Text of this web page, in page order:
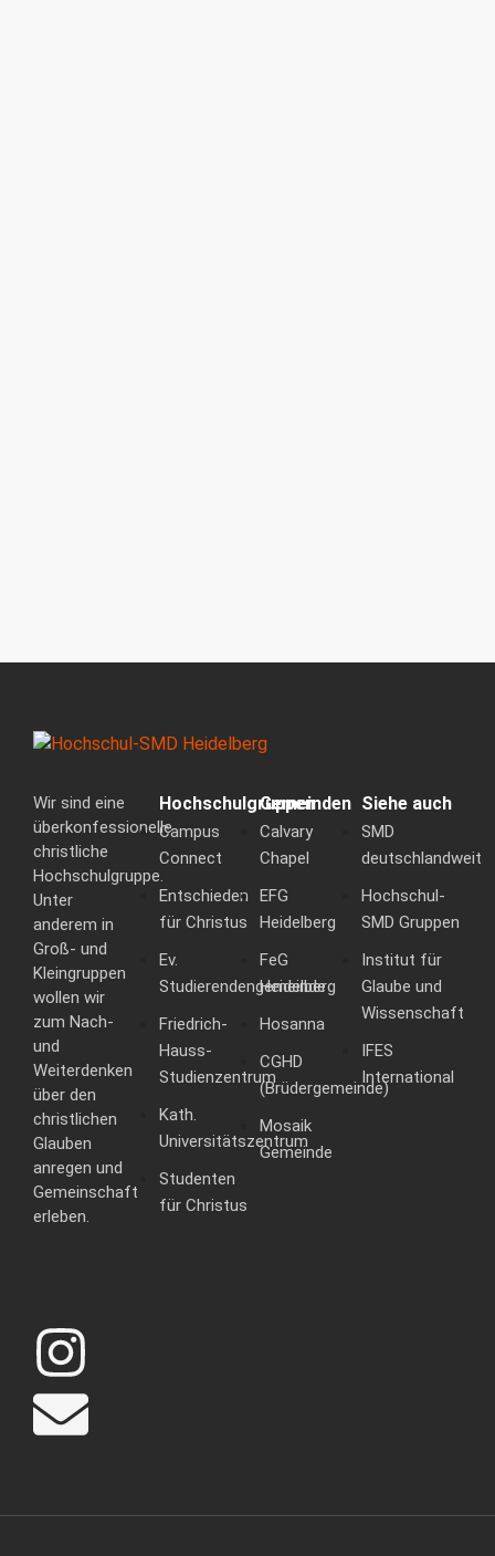
Wir sind eine
überkonfessionelle
christliche
Hochschulgruppe.
Unter
anderem in
Groß- und
Kleingruppen
wollen wir
zum Nach-
und
Weiterdenken
über den
christlichen
Glauben
anregen und
Gemeinschaft
erleben.
Hochschulgruppen
Campus
Connect
Entschieden
für Christus
Ev.
Studierendengemeinde
Friedrich-
Hauss-
Studienzentrum
Kath.
Universitätszentrum
Studenten
für Christus
Gemeinden
Calvary
Chapel
EFG
Heidelberg
FeG
Heidelberg
Hosanna
CGHD
(Brüdergemeinde)
Mosaik
Gemeinde
Siehe auch
SMD
deutschlandweit
Hochschul-
SMD Gruppen
Institut für
Glaube und
Wissenschaft
IFES
International